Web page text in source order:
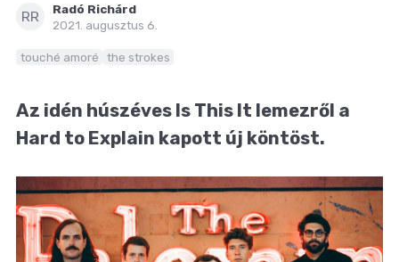
MÁSVILÁG
RR
Radó Richárd
2021. augusztus 6.
touché amoré the strokes
Az idén húszéves Is This It lemezről a
Hard to Explain kapott új köntöst.